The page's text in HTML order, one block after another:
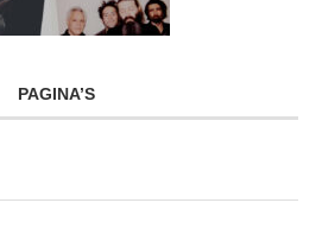
PAGINA’S